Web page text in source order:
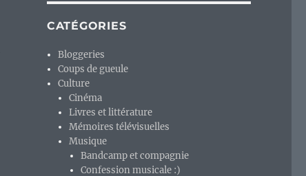
CATÉGORIES
Bloggeries
Coups de gueule
Culture
Cinéma
Livres et littérature
Mémoires télévisuelles
Musique
Bandcamp et compagnie
Confession musicale :)